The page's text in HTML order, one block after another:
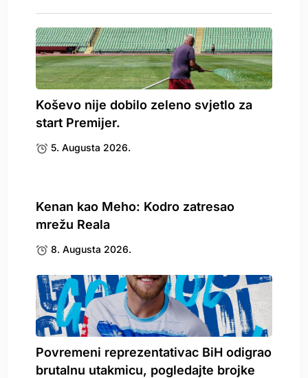
Koševo nije dobilo zeleno svjetlo za
start Premijer.
5. Augusta 2026.
Kenan kao Meho: Kodro zatresao
mrežu Reala
8. Augusta 2026.
Povremeni reprezentativac BiH odigrao
brutalnu utakmicu, pogledajte brojke